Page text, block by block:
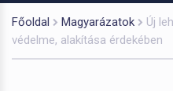
Főoldal Magyarázatok
Új
védelme, alakítása érdekében